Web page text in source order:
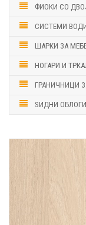
ФИОКИ СО
СИСТЕМИ
ШАРКИ ЗА
НОГАРИ И
ГРАНИЧНИЦИ
ЅИДНИ ОБЛОГИ